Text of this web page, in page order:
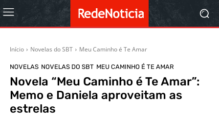
Início Novelas do SBT Meu Caminho é Te Amar
NOVELAS NOVELAS DO SBT MEU CAMINHO É TE AMAR
Novela “Meu Caminho é Te Amar”:
Memo e Daniela aproveitam as
estrelas